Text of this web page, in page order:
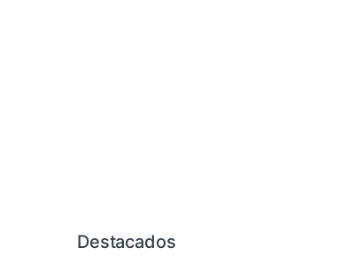
Marcas De Carrusel
Destacados